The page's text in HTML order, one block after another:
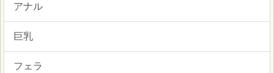
アナル
巨乳
フェラ